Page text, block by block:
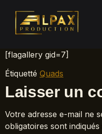
[flagallery gid=7]
Étiquetté Quads
Laisser un
Votre adresse e-mail ne
obligatoires sont indiqués